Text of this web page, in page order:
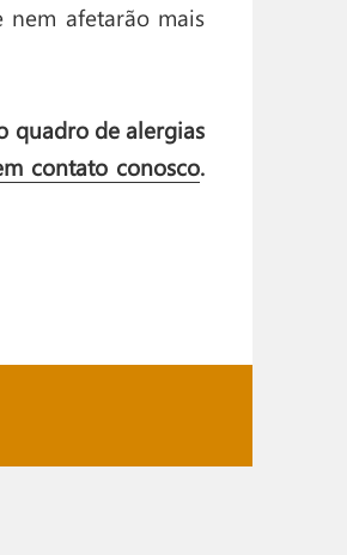
nem afetarão mais
quadro de alergias
contato conosco.